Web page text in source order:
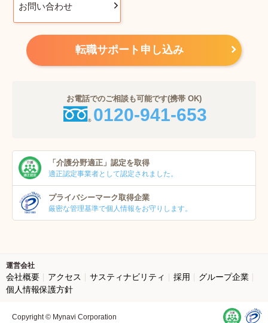
お問い合わせ
転職サポート申し込み
お電話でのご相談も可能です(携帯 OK)
0120-941-653
「介護分野適正」 認定を取得
適正認定事業者として認定されました。
プライバシーマーク取得企業
厳密な管理基準で個人情報をお守りします。
運営会社
会社概要 アクセス サスティナビリティ 採用
グループ企業
個人情報保護方針
Copyright © Mynavi Corporation